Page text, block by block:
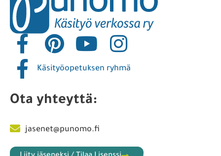
Käsityöopetuksen ryhmä
Ota yhteyttä:
jasenet@punomo.fi